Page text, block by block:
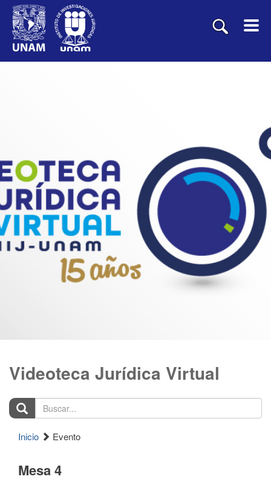
Videoteca Jurídica Virtual
Buscar...
Inicio Evento
Mesa 4